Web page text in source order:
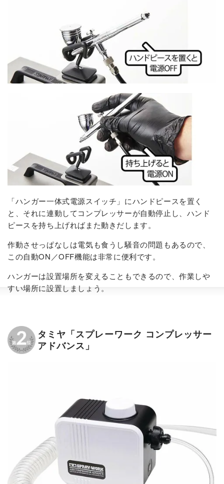
「ハンガー一体式電源スイッチ」にハンドピースを置く
と、それに連動してコンプレッサーが自動停止し、ハンド
ピースを持ち上げればまた動きだします。
作動させっぱなしは電気も食うし騒音の問題もあるので、
この自動ON／OFF機能は非常に便利です。
ハンガーは設置場所を変えることもできるので、作業しや
すい場所に設置しましょう。
タミヤ「スプレーワーク コンプレッサー
アドバンス」